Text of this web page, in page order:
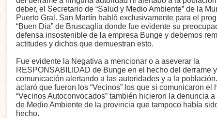
deber, el Secretario de “Salud y Medio Ambiente” de la
Puerto Gral. San Martín habló exclusivamente para el
“Buen Día” de Bruscaglia donde fue evidente su
defensa insostenible de la empresa Bunge y debemos
actitudes y dichos que demuestran esto.
Fue evidente la Negativa a mencionar o a aseverar la
RESPONSABILIDAD de Bunge en el hecho del derrame
comunicación alertando a las autoridades y a la
aclaró que fueron los “Vecinos” los que si comunicaron el
“Vecinos Autoconvocados” también hicieron la denuncia
de Medio Ambiente de la provincia que tampoco había
hecho.